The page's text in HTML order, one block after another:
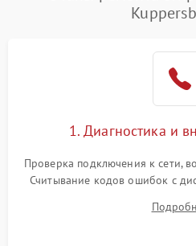
1. Диагностика и
Проверка подключения к сети,
Считывание кодов ошибок с
выявления посторонних шумов,
электронного